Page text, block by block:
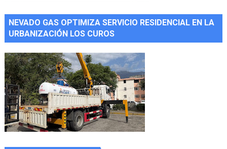
NEVADO GAS OPTIMIZA SERVICIO RESIDENCIAL EN LA
URBANIZACIÓN LOS CUROS